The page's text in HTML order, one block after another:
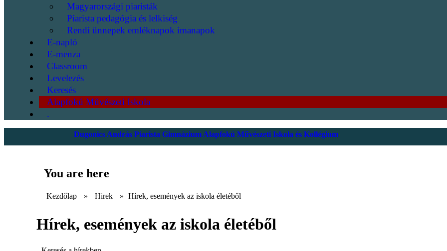
Magyarországi piaristák
Piarista pedagógia és lelkiség
Rendi ünnepek emléknapok imanapok
E-napló
E-menza
Classroom
Levelezés
Keresés
Alapfokú Művészeti Iskola
.
Dugonics András Piarista Gimnázium Alapfokú Művészeti Iskola és Kollégium
You are here
Kezdőlap » Hirek » Hírek, események az iskola életéből
Hírek, események az iskola életéből